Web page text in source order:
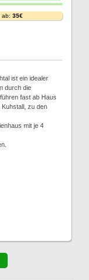
ab: 35€
ist ein idealer
durch die
fast ab Haus
zu den
mit je 4